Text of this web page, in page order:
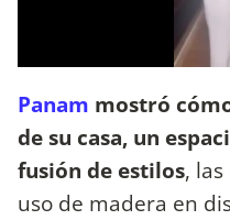
Panam mostró
de su casa, un
fusión de estilos,
uso de madera en